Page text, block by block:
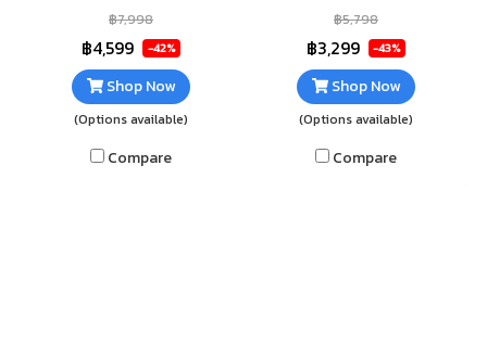
อินฟาเรด 6 หัว แบบรังผึ้ง ผลิต
จากเซรามิคคุณภาพดี สามารถส
ปาร์คได้ 20,000 ครั้ง
฿7,998
฿4,599 -42%
Shop Now
(Options available)
Compare
อินฟาเรด 4 หัว แบบรังผึ้ง ผลิต
จากเซรามิคคุณภาพดี สามารถส
ปาร์คได้ 20,000 ครั้ง
฿5,798
฿3,299 -43%
Shop Now
(Options available)
Compare